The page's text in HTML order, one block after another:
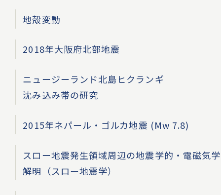
地殻変動
2018年大阪府北部地震
ニュージーランド北島ヒクランギ
沈み込み帯の研究
2015年ネパール・ゴルカ地震 (Mw 7.8)
スロー地震発生領域周辺の地震学的・電磁気
解明（スロー地震学）